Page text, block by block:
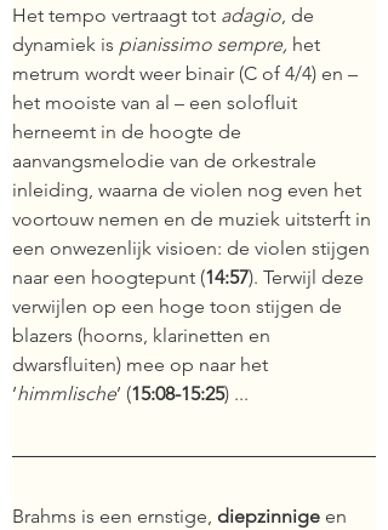
Het tempo vertraagt tot adagio, de
dynamiek is pianissimo sempre, het
metrum wordt weer binair (C of 4/4) en –
het mooiste van al – een solofluit
herneemt in de hoogte de
aanvangsmelodie van de orkestrale
inleiding, waarna de violen nog even het
voortouw nemen en de muziek uitsterft in
een onwezenlijk visioen: de violen stijgen
naar een hoogtepunt (14:57). Terwijl deze
verwijlen op een hoge toon stijgen de
blazers (hoorns, klarinetten en
dwarsfluiten) mee op naar het
’himmlische’ (15:08-15:25) ...
Brahms is een ernstige, diepzinnige en